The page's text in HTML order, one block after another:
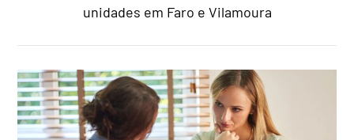
unidades em Faro e Vilamoura